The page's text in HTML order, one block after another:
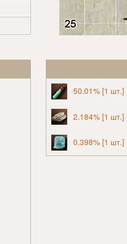
50.01% [1 шт.]
2.184% [1 шт.]
0.398% [1 шт.]